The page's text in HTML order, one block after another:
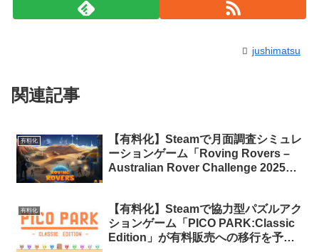
jushimatsu
関連記事
有料化
【有料化】Steamで月面調査シミュレ
ーションゲーム「Roving Rovers –
Australian Rover Challenge 2025」
後もライブラリに残ります
有料化
【有料化】Steamで協力型パズルアク
ションゲーム「PICO PARK:Classic
Edition」が有料販売への移行を予